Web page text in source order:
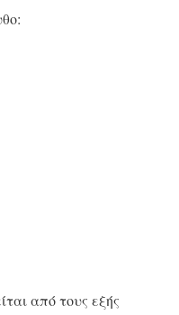
από τους εξής